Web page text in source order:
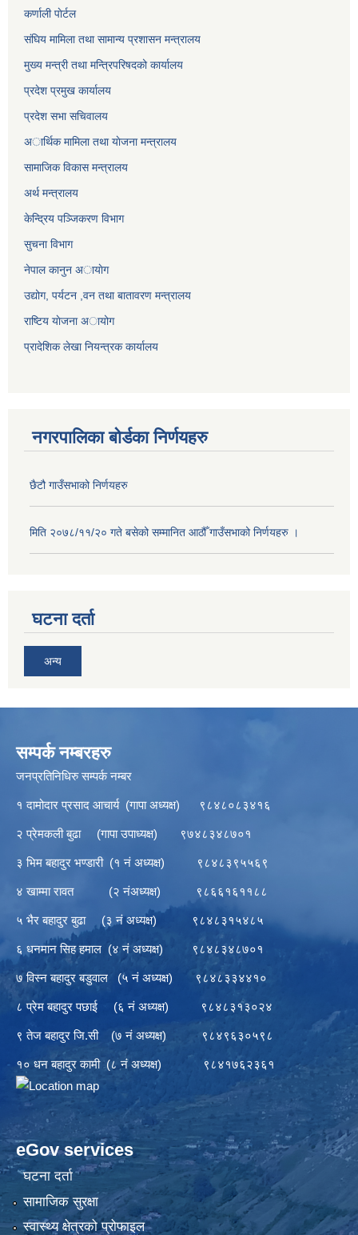
कर्णाली पाेर्टल
संघिय मामिला तथा सामान्य प्रशासन मन्त्रालय
मुख्य मन्त्री तथा मन्त्रिपरिषदको कार्यालय
प्रदेश प्रमुख कार्यालय
प्रदेश सभा सचिवालय
अार्थिक मामिला तथा याेजना मन्त्रालय
सामाजिक विकास मन्त्रालय
अर्थ मन्त्रालय
केन्द्रिय पञ्जिकरण विभाग
सुचना विभाग
नेपाल कानुन अायाेग
उद्योग, पर्यटन ,वन तथा बातावरण मन्त्रालय
राष्टिय याेजना अायोग
प्रादेशिक लेखा नियन्त्रक कार्यालय
नगरपालिका बोर्डका निर्णयहरु
छैटौ गाउँसभाको निर्णयहरु
मिति २०७८/११/२० गते बसेको सम्मानित आठौँ गाउँसभाको निर्णयहरु ।
घटना दर्ता
अन्य
सम्पर्क नम्बरहरु
जनप्रतिनिधिरु सम्पर्क नम्बर
१ दामोदार प्रसाद आचार्य (गापा अध्यक्ष) ९८४८०८३४१६
२ प्रेमकली बुढा (गापा उपाध्यक्ष) ९७४८३४८७०१
३ भिम बहादुर भण्डारी (१ नं अध्यक्ष) ९८४८३९५५६९
४ खाम्मा रावत (२ नंअध्यक्ष) ९८६६१६११८८
५ भैर बहादुर बुढा (३ नं अध्यक्ष) ९८४८३१५४८५
६ धनमान सिह हमाल (४ नं अध्यक्ष) ९८४८३४८७०१
७ विस्न बहादुर बडुवाल (५ नं अध्यक्ष) ९८४८३३४४१०
८ प्रेम बहादुर पछाई (६ नं अध्यक्ष) ९८४८३१३०२४
९ तेज बहादुर जि.सी (७ नं अध्यक्ष) ९८४९६३०५९८
१० धन बहादुर कामी (८ नं अध्यक्ष) ९८४१७६२३६१
eGov services
घटना दर्ता
सामाजिक सुरक्षा
स्वास्थ्य क्षेत्रको प्रोफाइल